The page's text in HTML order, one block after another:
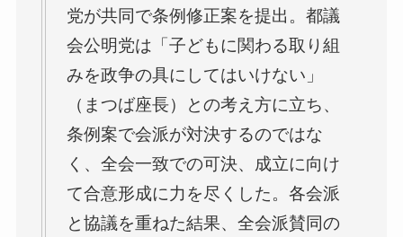
党が共同で条例修正案を提出。都議
会公明党は「子どもに関わる取り組
みを政争の具にしてはいけない」
（まつば座長）との考え方に立ち、
条例案で会派が対決するのではな
く、全会一致での可決、成立に向け
て合意形成に力を尽くした。各会派
と協議を重ねた結果、全会派賛同の